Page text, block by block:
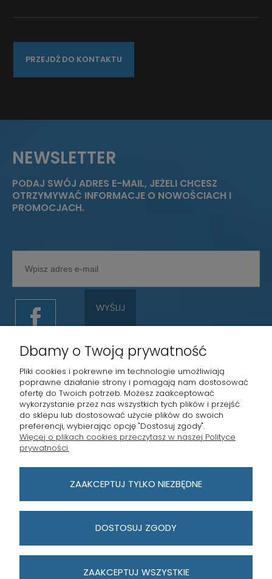
PRZEJDŹ DO KONTAKTU
NEWSLETTER
PODAJ SWÓJ ADRES E-MAIL, JEŻELI CHCESZ
OTRZYMYWAĆ INFORMACJE O NOWOŚCIACH I
PROMOCJACH.
WYŚLIJ
STRONY INFORMACYJNE
MASTERKEY POZNAŃ
MOJE KONTO
Dbamy o Twoją prywatność
Pliki cookies i pokrewne im technologie umożliwiają
poprawne działanie strony i pomagają nam dostosować
ofertę do Twoich potrzeb. Możesz zaakceptować
wykorzystanie przez nas wszystkich tych plików i przejść
do sklepu lub dostosować użycie plików do swoich
preferencji, wybierając opcję "Dostosuj zgody".
Więcej o plikach cookies przeczytasz w naszej Polityce
prywatności.
ZAAKCEPTUJ TYLKO NIEZBĘDNE
DOSTOSUJ ZGODY
ZAAKCEPTUJ WSZYSTKIE